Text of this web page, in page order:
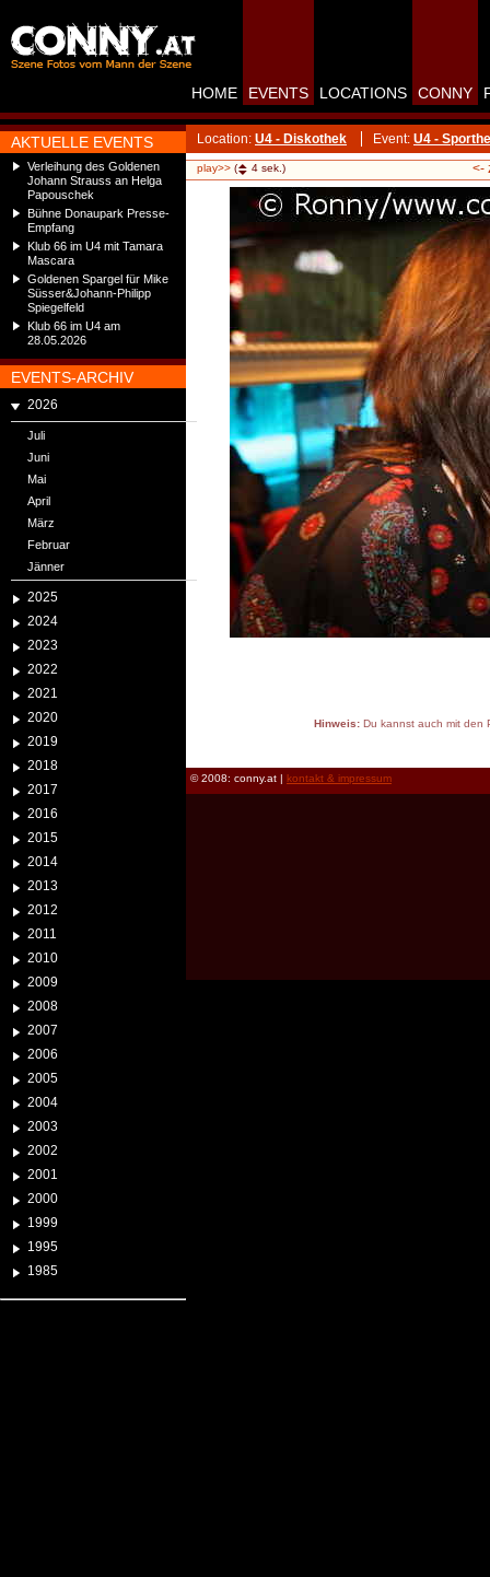
AKTUELLE EVENTS
Verleihung des Goldenen
Johann Strauss an Helga
Papouschek
Bühne Donaupark Presse-
Empfang
Klub 66 im U4 mit Tamara
Mascara
Goldenen Spargel für Mike
Süsser&Johann-Philipp
Spiegelfeld
Klub 66 im U4 am
28.05.2026
EVENTS-ARCHIV
2026
Juli
Juni
Mai
April
März
Februar
Jänner
2025
2024
2023
2022
2021
2020
2019
2018
2017
2016
2015
2014
2013
2012
2011
2010
2009
2008
2007
2006
2005
2004
2003
2002
2001
2000
1999
1995
1985
HOME EVENTS LOCATIONS CONNY
Location: U4 - Diskothek Event: U4 -
play>> ( 4 sek.) <-
Hinweis:Du kannst auch mit den
© 2008: conny.at | kontakt & impressum